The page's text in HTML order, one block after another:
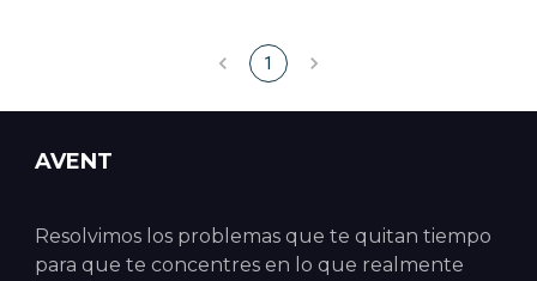
1
AVENT
Resolvimos los problemas que te quitan tiempo
para que te concentres en lo que realmente